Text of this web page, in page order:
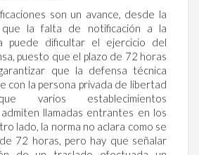
son un avance, desde la
que la falta de notificación a la
puede dificultar el ejercicio del
puesto que el plazo de 72 horas
que la defensa técnica
con la persona privada de libertad
varios establecimientos
llamadas entrantes en los
lado, la norma no aclara como se
72 horas, pero hay que señalar